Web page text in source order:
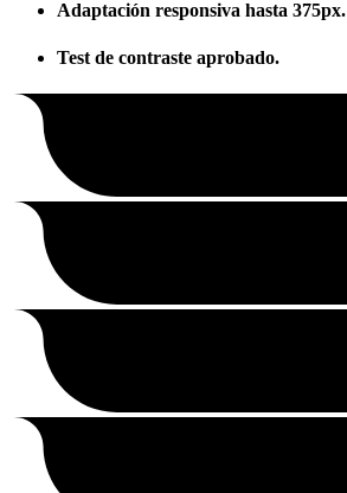
Adaptación responsiva hasta 375px.
Test de contraste aprobado.